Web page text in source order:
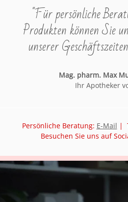
"Für persönliche
Produkten können Sie
unserer
Mag. pharm. Max
Ihr Apotheker
Persönliche Beratung: E-Mail |
Besuchen Sie uns auf